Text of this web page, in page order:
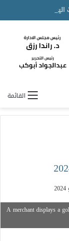
القائمة
A merchant displays a